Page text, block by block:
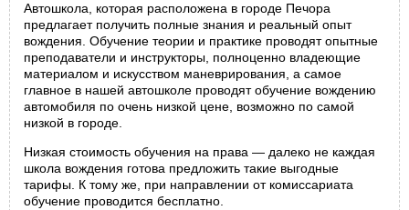
Автошкола, которая расположена в городе Печора
предлагает получить полные знания и реальный опыт
вождения. Обучение теории и практике проводят опытные
преподаватели и инструкторы, полноценно владеющие
материалом и искусством маневрирования, а самое
главное в нашей автошколе проводят обучение вождению
автомобиля по очень низкой цене, возможно по самой
низкой в городе.
Низкая стоимость обучения на права — далеко не каждая
школа вождения готова предложить такие выгодные
тарифы. К тому же, при направлении от комиссариата
обучение проводится бесплатно.